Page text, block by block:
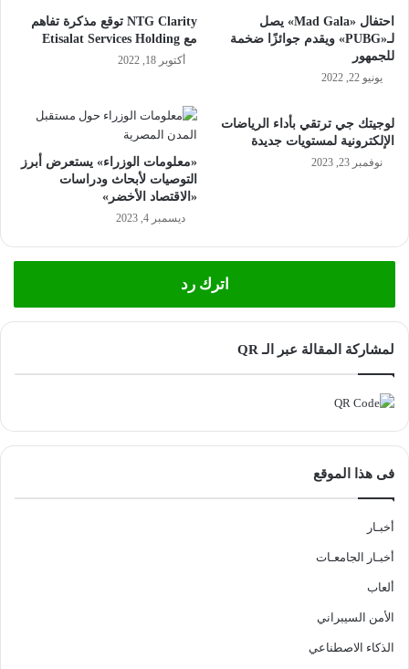
احتفال «Mad Gala» يصل
لـ«PUBG» ويقدم جوائزًا ضخمة
للجمهور
يونيو 22, 2022
NTG Clarity توقع مذكرة تفاهم
مع Etisalat Services Holding
أكتوبر 18, 2022
لوجيتك جي ترتقي بأداء الرياضات
الإلكترونية لمستويات جديدة
نوفمبر 23, 2023
«معلومات الوزراء» يستعرض أبرز
التوصيات لأبحاث ودراسات
«الاقتصاد الأخضر»
ديسمبر 4, 2023
اترك رد
لمشاركة المقالة عبر الـ QR
فى هذا الموقع
أخبـار
أخبـار الجامعـات
ألعاب
الأمن السيبراني
الذكاء الاصطناعي